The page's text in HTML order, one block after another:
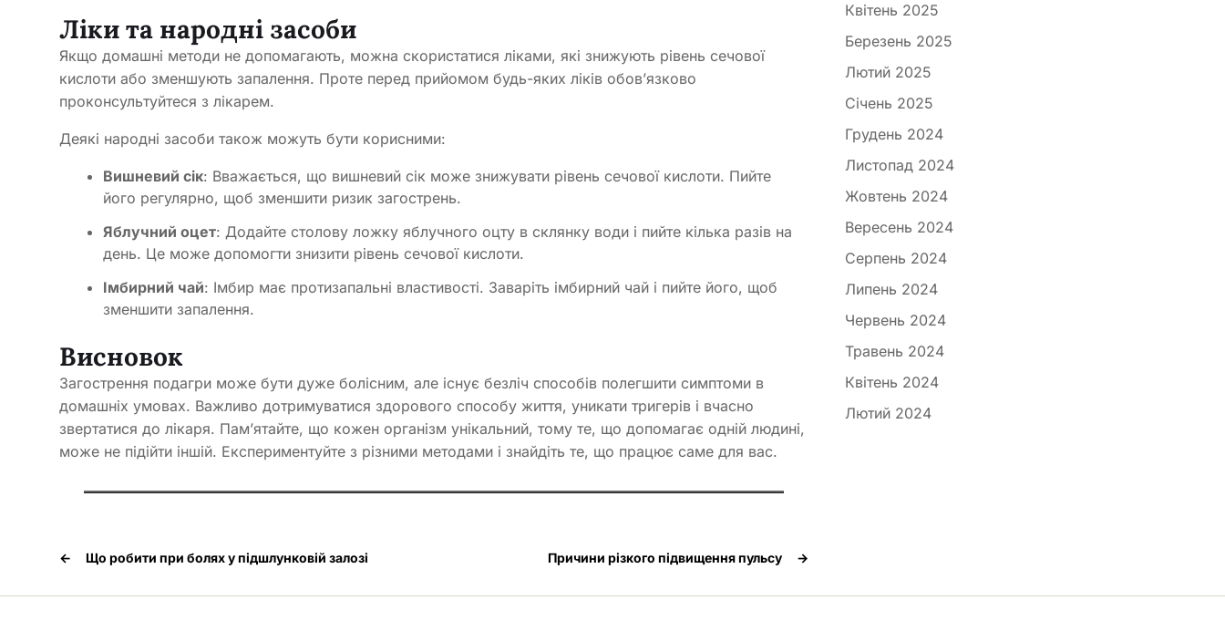
Ліки та народні засоби
Якщо домашні методи не допомагають, можна скористатися ліками, які знижують рівень сечової
кислоти або зменшують запалення. Проте перед прийомом будь-яких ліків обов’язково
проконсультуйтеся з лікарем.
Деякі народні засоби також можуть бути корисними:
Вишневий сік: Вважається, що вишневий сік може знижувати рівень сечової кислоти. Пийте
його регулярно, щоб зменшити ризик загострень.
Яблучний оцет: Додайте столову ложку яблучного оцту в склянку води і пийте кілька разів на
день. Це може допомогти знизити рівень сечової кислоти.
Імбирний чай: Імбир має протизапальні властивості. Заваріть імбирний чай і пийте його, щоб
зменшити запалення.
Висновок
Загострення подагри може бути дуже болісним, але існує безліч способів полегшити симптоми в
домашніх умовах. Важливо дотримуватися здорового способу життя, уникати тригерів і вчасно
звертатися до лікаря. Пам’ятайте, що кожен організм унікальний, тому те, що допомагає одній людині,
може не підійти іншій. Експериментуйте з різними методами і знайдіть те, що працює саме для вас.
← Що робити при болях у підшлунковій залозі →
Причини різкого підвищення пульсу
Квітень 2025
Березень 2025
Лютий 2025
Січень 2025
Грудень 2024
Листопад 2024
Жовтень 2024
Вересень 2024
Серпень 2024
Липень 2024
Червень 2024
Травень 2024
Квітень 2024
Лютий 2024